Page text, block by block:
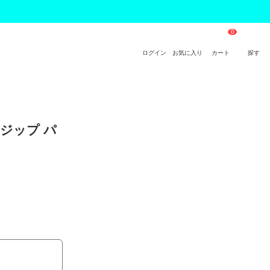
ログイン お気に入り カート 探す
ップ パ